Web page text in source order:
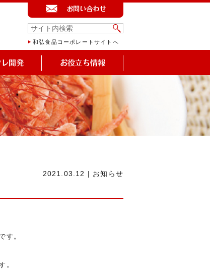
和弘食品コーポレートサイトへ
2021.03.12 | お知らせ
す。
。